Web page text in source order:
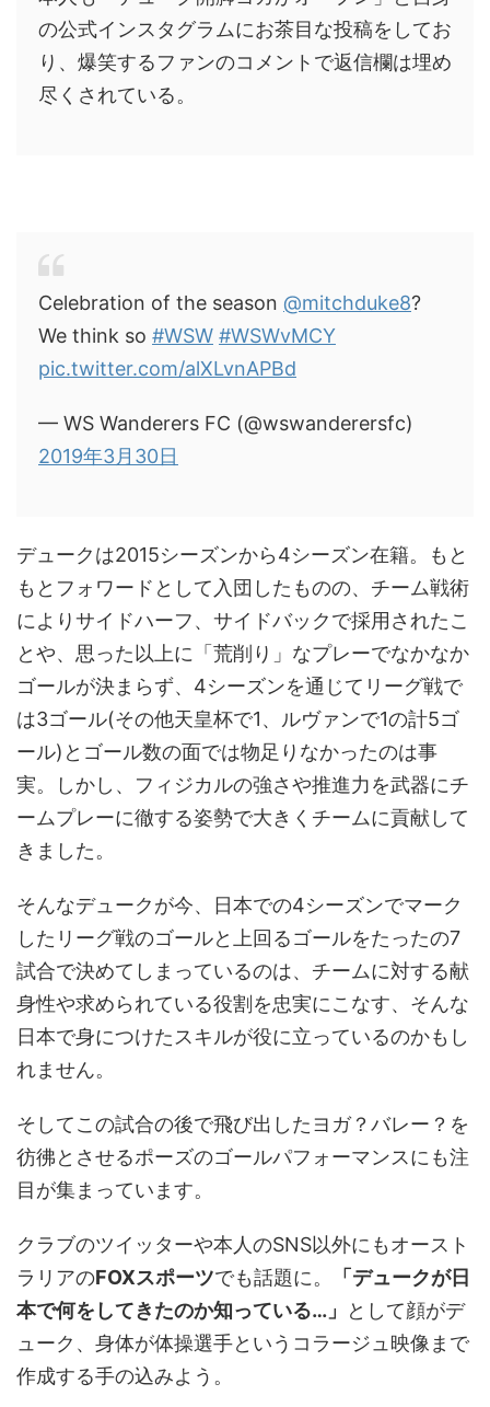
の公式インスタグラムにお茶目な投稿をしてお
り、爆笑するファンのコメントで返信欄は埋め
尽くされている。
Celebration of the season @mitchduke8?
We think so #WSW #WSWvMCY
pic.twitter.com/alXLvnAPBd
— WS Wanderers FC (@wswanderersfc)
2019年3月30日
デュークは2015シーズンから4シーズン在籍。もと
もとフォワードとして入団したものの、チーム戦術
によりサイドハーフ、サイドバックで採用されたこ
とや、思った以上に「荒削り」なプレーでなかなか
ゴールが決まらず、4シーズンを通じてリーグ戦で
は3ゴール(その他天皇杯で1、ルヴァンで1の計5ゴ
ール)とゴール数の面では物足りなかったのは事
実。しかし、フィジカルの強さや推進力を武器にチ
ームプレーに徹する姿勢で大きくチームに貢献して
きました。
そんなデュークが今、日本での4シーズンでマーク
したリーグ戦のゴールと上回るゴールをたったの7
試合で決めてしまっているのは、チームに対する献
身性や求められている役割を忠実にこなす、そんな
日本で身につけたスキルが役に立っているのかもし
れません。
そしてこの試合の後で飛び出したヨガ？バレー？を
彷彿とさせるポーズのゴールパフォーマンスにも注
目が集まっています。
クラブのツイッターや本人のSNS以外にもオースト
ラリアのFOXスポーツでも話題に。
「デュークが日
本で何をしてきたのか知っている…」
として顔がデ
ューク、身体が体操選手というコラージュ映像まで
作成する手の込みよう。